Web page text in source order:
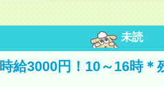
未読
時給3000円！10～16時